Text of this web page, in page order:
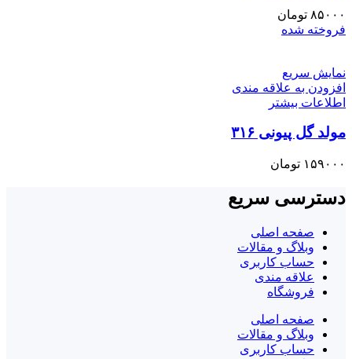
۸۵۰۰۰ تومان
فروخته شده
نمایش سریع
افزودن به علاقه مندی
اطلاعات بیشتر
مولد گل پیونی ۳۱۶
۱۵۹۰۰۰ تومان
دسترسی سریع
صفحه اصلی
وبلاگ و مقالات
حساب کاربری
علاقه مندی
فروشگاه
صفحه اصلی
وبلاگ و مقالات
حساب کاربری